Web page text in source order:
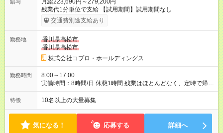
給与
月給223,690円～279,200円
残業代1分単位で支給 【試用期間】試用期間なし
交通費別途支給あり
勤務地
香川県高松市
香川県高松市
株式会社コプロ・ホールディングス
勤務時間
8:00～17:00
実働時間：8時間/日 休憩1時間 残業はほとんどなく、定時で帰れ
る日が多い働き方です。 毎日の業務は進捗管理や事務が中心な
ので、 「今日やるべき仕事」が終われば、自然と区切りをつけ
方を大切にしています。
特徴 10名以上の大量募集
気になる！ 応募する 詳細へ